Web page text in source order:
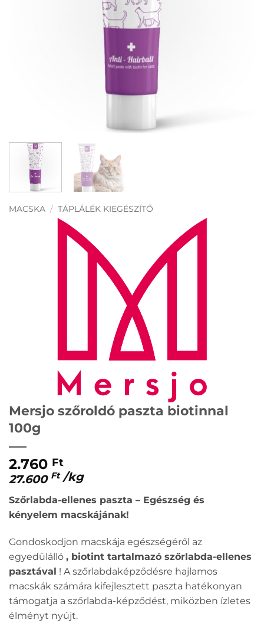
MACSKA / TÁPLÁLÉK KIEGÉSZÍTŐ
Mersjo szőroldó paszta biotinnal
100g
2.760 Ft
27.600 Ft /kg
Szőrlabda-ellenes paszta – Egészség és
kényelem macskájának!
Gondoskodjon macskája egészségéről az
egyedülálló , biotint tartalmazó szőrlabda-ellenes
pasztával ! A szőrlabdaképződésre hajlamos
macskák számára kifejlesztett paszta hatékonyan
támogatja a szőrlabda-képződést, miközben ízletes
élményt nyújt.